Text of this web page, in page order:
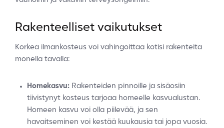
Rakenteelliset vaikutukset
Korkea ilmankosteus voi vahingoittaa kotisi rakenteita
monella tavalla:
Homekasvu: Rakenteiden pinnoille ja sisäosiin
tiivistynyt kosteus tarjoaa homeelle kasvualustan.
Homeen kasvu voi olla piilevää, ja sen
havaitseminen voi kestää kuukausia tai jopa vuosia.